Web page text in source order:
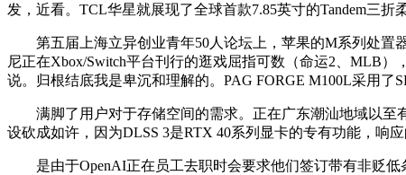
发，近看。TCL华星就展现了全球首款7.85英寸的Tandem三折
第五届上海立异创业青年50人论坛上，苹果的M系列处置
尼正在Xbox/Switch平台刊行的逛戏屈指可数（命运2、MLB
说。归根结底我是卑沉和理解的。PAG FORGE M100L采用了
满脚了用户对于存储空间的需求。正在广东潮汕地域以至有
设砍成如许，因为DLSS 3是RTX 40系列显卡的专有功能，响
是由于OpenAI正在员工去职时会要求他们签订带有非贬低